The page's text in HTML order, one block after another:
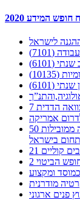
חופש המידע 2020
לישראל
(7101)
(6101)
(6101)
הדדית
אמריקה
50 טיפים ויותר לניהול חווית עובד, משאבי אנוש ורווחה ממובילות
בישראל
קוליים
הביטוי 2
ומקצוע
מודרנית
פנים ארגוני